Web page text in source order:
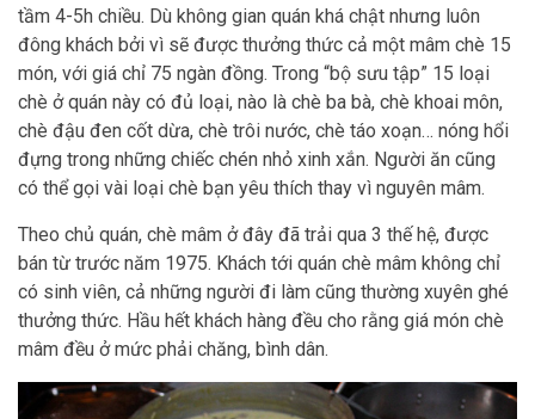
tầm 4-5h chiều. Dù không gian quán khá chật nhưng luôn
đông khách bởi vì sẽ được thưởng thức cả một mâm chè 15
món, với giá chỉ 75 ngàn đồng. Trong “bộ sưu tập” 15 loại
chè ở quán này có đủ loại, nào là chè ba bà, chè khoai môn,
chè đậu đen cốt dừa, chè trôi nước, chè táo xoạn… nóng hổi
đựng trong những chiếc chén nhỏ xinh xắn. Người ăn cũng
có thể gọi vài loại chè bạn yêu thích thay vì nguyên mâm.
Theo chủ quán, chè mâm ở đây đã trải qua 3 thế hệ, được
bán từ trước năm 1975. Khách tới quán chè mâm không chỉ
có sinh viên, cả những người đi làm cũng thường xuyên ghé
thưởng thức. Hầu hết khách hàng đều cho rằng giá món chè
mâm đều ở mức phải chăng, bình dân.